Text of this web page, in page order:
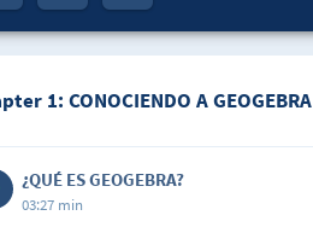
1: CONOCIENDO A GEOGEBRA
¿QUÉ ES GEOGEBRA?
03:27 min